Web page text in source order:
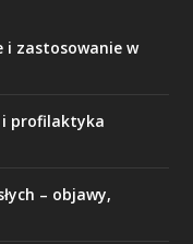
i zastosowanie w
i profilaktyka
– objawy,